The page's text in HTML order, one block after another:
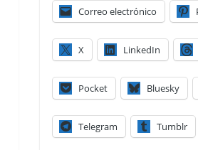
Correo electrónico
X LinkedIn
Pocket Bluesky
Telegram Tumblr